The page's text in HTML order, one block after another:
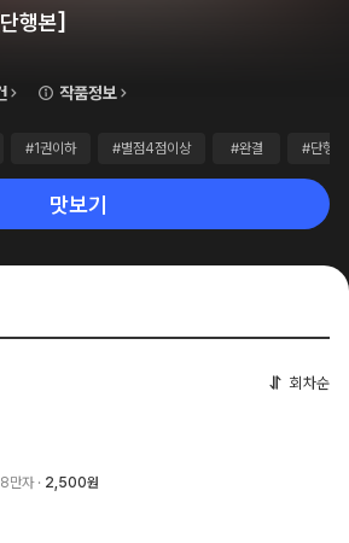
행본]
작품정보
#1권이하 #별점4점이상 #완결 #단행본
맛보기
회차순
만자 2,500원